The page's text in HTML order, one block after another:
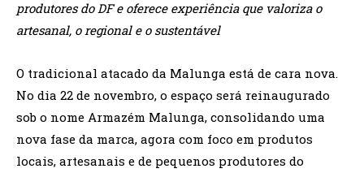
produtores do DF e oferece experiência que valoriza o
artesanal, o regional e o sustentável
O tradicional atacado da Malunga está de cara nova.
No dia 22 de novembro, o espaço será reinaugurado
sob o nome Armazém Malunga, consolidando uma
nova fase da marca, agora com foco em produtos
locais, artesanais e de pequenos produtores do